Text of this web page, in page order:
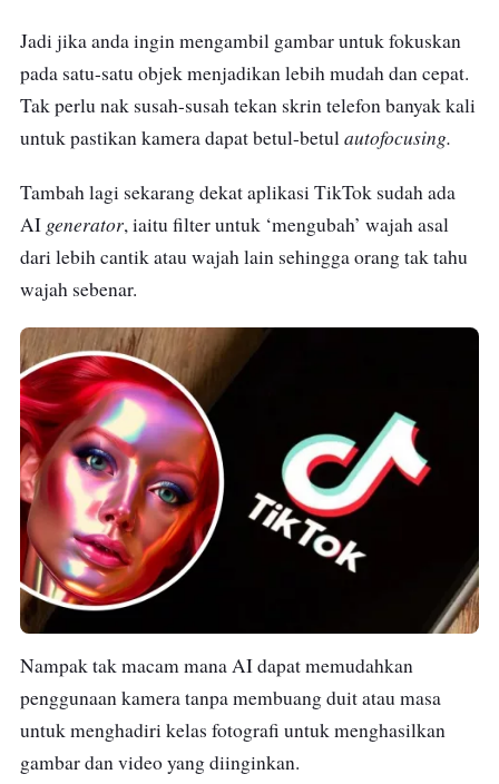
Jadi jika anda ingin mengambil gambar untuk fokuskan
pada satu-satu objek menjadikan lebih mudah dan cepat.
Tak perlu nak susah-susah tekan skrin telefon banyak kali
untuk pastikan kamera dapat betul-betulautofocusing.
Tambah lagi sekarang dekat aplikasi TikTok sudah ada
AI generator, iaitu filter untuk ‘mengubah’ wajah asal
dari lebih cantik atau wajah lain sehingga orang tak tahu
wajah sebenar.
Nampak tak macam mana AI dapat memudahkan
penggunaan kamera tanpa membuang duit atau masa
untuk menghadiri kelas fotografi untuk menghasilkan
gambar dan video yang diinginkan.